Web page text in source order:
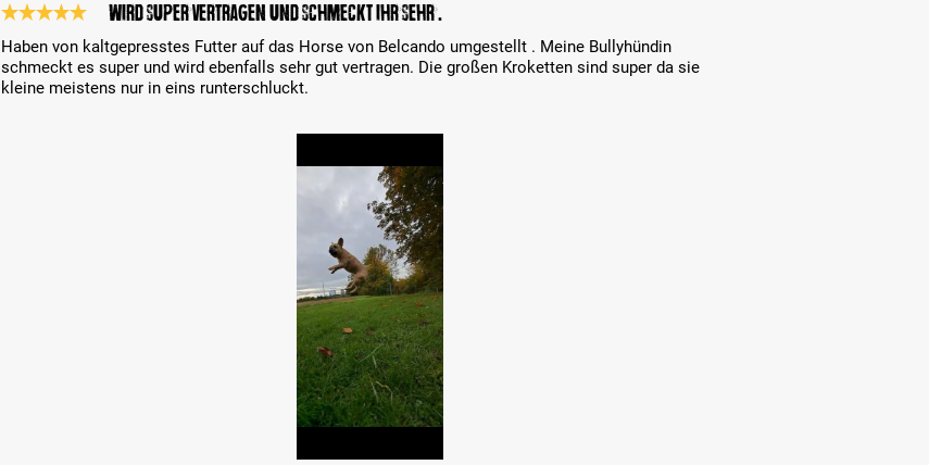
Wird super vertragen und schmeckt ihr sehr .
Haben von kaltgepresstes Futter auf das Horse von Belcando umgestellt . Meine Bullyhündin
schmeckt es super und wird ebenfalls sehr gut vertragen. Die großen Kroketten sind super da sie
kleine meistens nur in eins runterschluckt.